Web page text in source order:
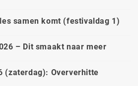
samen komt (festivaldag 1)
– Dit smaakt naar meer
(zaterdag): Oververhitte